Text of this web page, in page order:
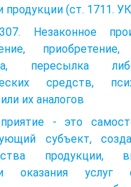
продукции (ст. 1711.
Незаконное
приобретение,
пересылка
средств,
их аналогов
- это
субъект,
продукции,
оказания услуг